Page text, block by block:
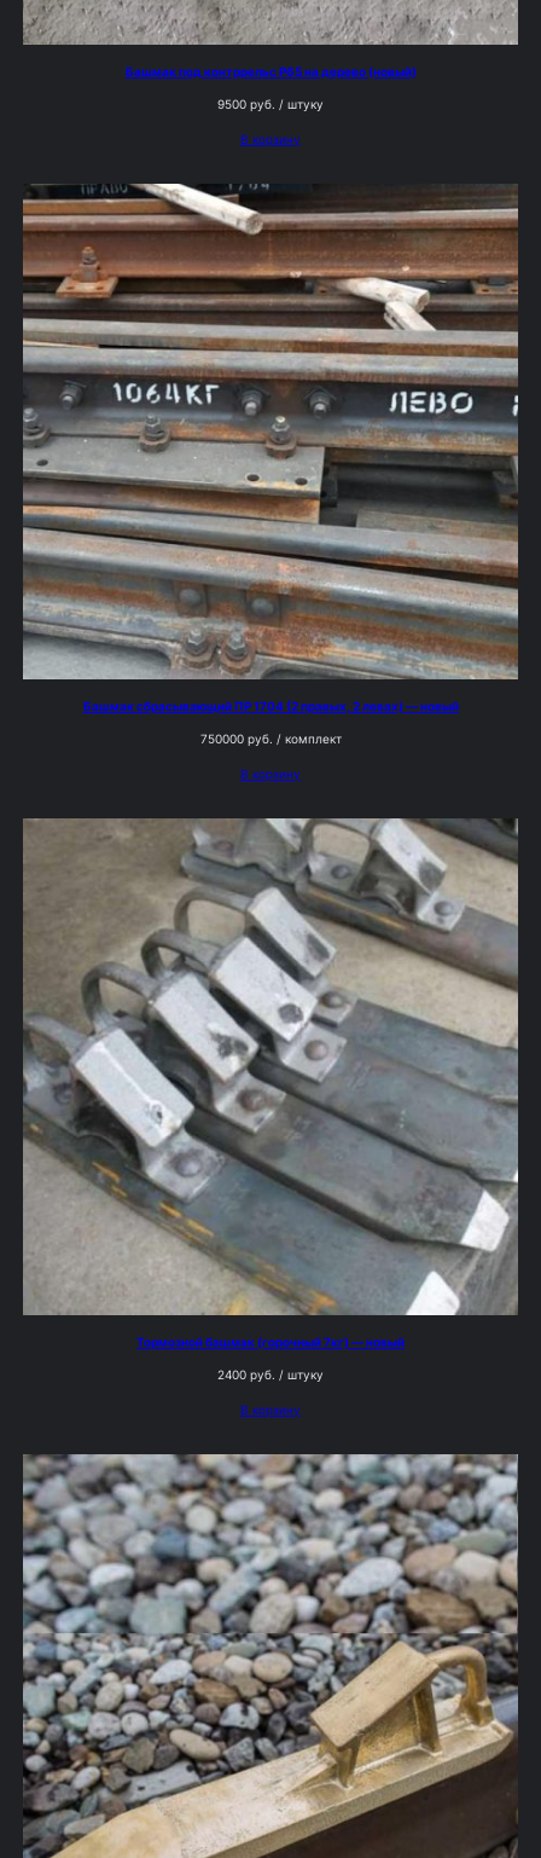
Башмак под контррельс Р65 на дерево (новый)
9500 руб. / штуку
В корзину
Башмак сбрасывающий ПР 1704 (2 правых, 2 левах) — новый
750000руб. / комплект
В корзину
Тормозной башмак (горочный 7кг) — новый
2400 руб. / штуку
В корзину